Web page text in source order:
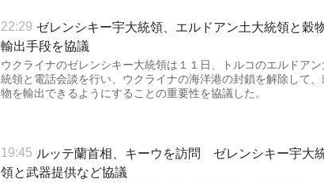
22:29 ゼレンシキー宇大統領、エルドアン土大統領と穀
輸出手段を協議
ウクライナのゼレンシキー大統領は１１日、トルコのエルドアン
統領と電話会談を行い、ウクライナの海洋港の封鎖を解除して、
物を輸出できるようにすることの重要性を協議した。
19:45 ルッテ蘭首相、キーウを訪問 ゼレンシキー宇大
領と武器提供など協議